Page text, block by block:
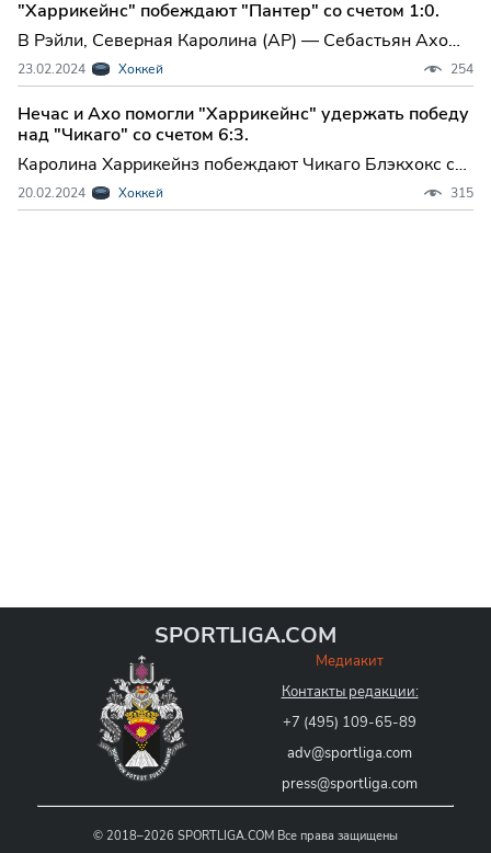
"Харрикейнс" побеждают "Пантер" со счетом 1:0.
В Рэйли, Северная Каролина (AP) — Себастьян Ахо
забросил шайбу за 18,9 секунд до конца матча,
помогая Петру Кочеткову и команде "Каролина
Харрикейнс" победить "Флорида Пантерз" со счётом
1-0 в четверг вечером.
23.02.2024 Хоккей 254
Нечас и Ахо помогли "Харрикейнс" удержать победу
над "Чикаго" со счетом 6:3.
Каролина Харрикейнз побеждают Чикаго Блэкхокс со
счетом 6-3 В матче против Чикаго Блэкхокс
нападающие Мартин Нечаш и Себастьян Ахо каждый
20.02.2024 Хоккей 315
SPORTLIGA.COM
Медиакит
Контакты редакции:
+7 (495) 109-65-89
adv@sportliga.com
press@sportliga.com
© 2018–2026 SPORTLIGA.COM Все права защищены